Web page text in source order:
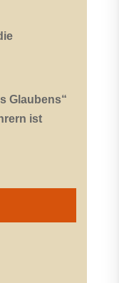
Glaubens“
ist